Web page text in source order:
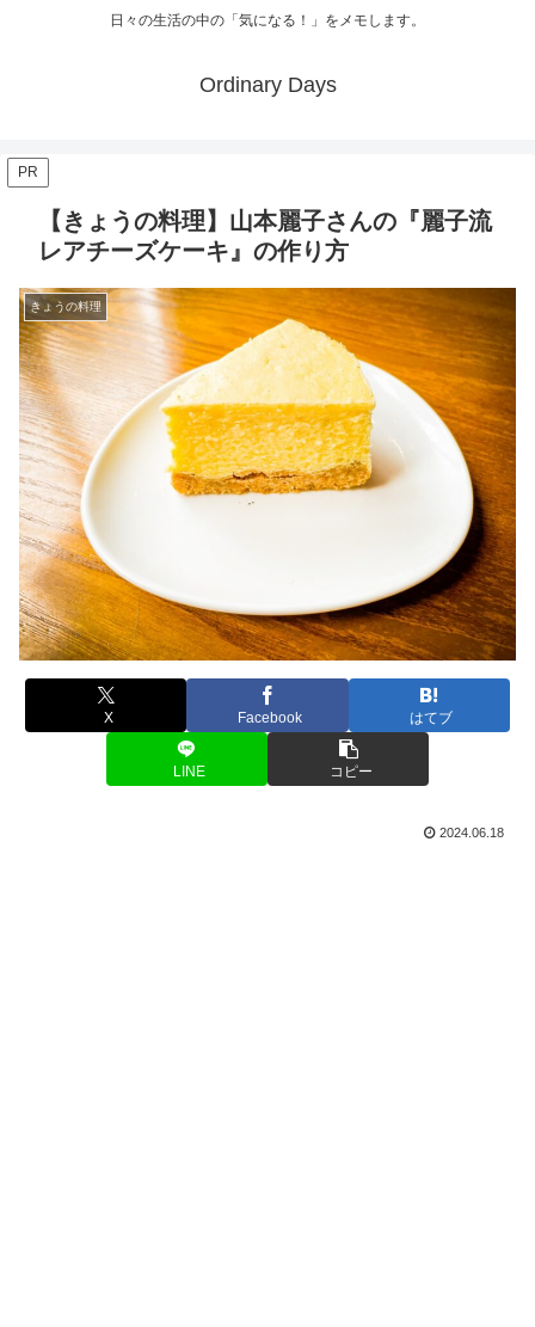
日々の生活の中の「気になる！」をメモします。
Ordinary Days
PR
【きょうの料理】山本麗子さんの『麗子流
レアチーズケーキ』の作り方
きょうの料理
X Facebook はてブ
LINE コピー
2024.06.18